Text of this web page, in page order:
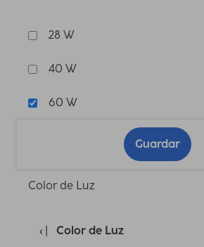
28 W
40 W
60 W
Guardar
Color de Luz
Color de Luz